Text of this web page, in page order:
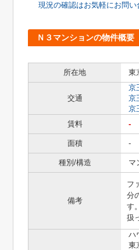
現況の確認はお気軽にお問い
Ｎ３マンションの物件概要
所在地
東
交通
京
京
京
賃料
-
面積 -
種別/構造 マ
備考
フ
分
す
扱
ハ
東